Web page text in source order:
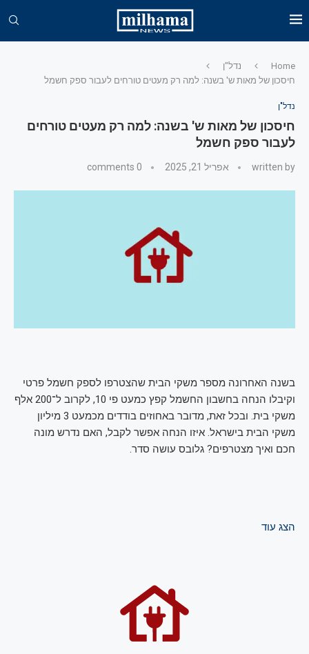
Home
נדל"ן
חיסכון של מאות ש' בשנה: למה רק מעטים טורחים לעבור ספק חשמל
נדל"ן
חיסכון של מאות ש' בשנה: למה רק מעטים טורחים
לעבור ספק חשמל
written by אפריל 21, 2025 0 comments
בשנה האחרונה מספר משקי הבית שהצטרפו לספק חשמל פרטי
וקיבלו הנחה בחשבון החשמל קפץ כמעט פי 10, לקרוב ל־200 אלף
משקי בית. ובכל זאת, מדובר באחוזים בודדים מכמעט 3 מיליון
משקי הבית בישראל. איזו הנחה אפשר לקבל, האם נדרש מונה
חכם ואיך מצטרפים? גלובס עושה סדר.
הצג עוד